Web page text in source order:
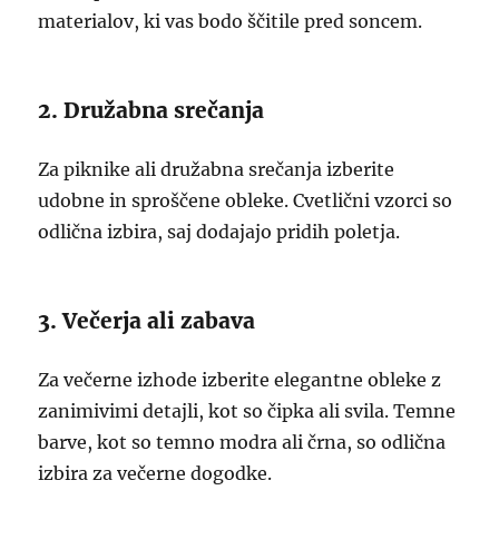
materialov, ki vas bodo ščitile pred soncem.
2. Družabna srečanja
Za piknike ali družabna srečanja izberite
udobne in sproščene obleke. Cvetlični vzorci so
odlična izbira, saj dodajajo pridih poletja.
3. Večerja ali zabava
Za večerne izhode izberite elegantne obleke z
zanimivimi detajli, kot so čipka ali svila. Temne
barve, kot so temno modra ali črna, so odlična
izbira za večerne dogodke.